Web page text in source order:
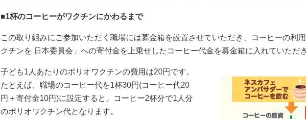
■1杯のコーヒーがワクチンにかわるまで
この取り組みにご参加いただく職場には募金箱を設置させていただき、コーヒーの利
クチンを 日本委員会」への寄付金を上乗せしたコーヒー代金を募金箱に入れていただき
子ども1人あたりのポリオワクチンの費用は20円です。
たとえば、職場のコーヒー代を1杯30円(コーヒー代20
円＋寄付金10円)に設定すると、コーヒー2杯分で1人分
のポリオワクチン代となります。